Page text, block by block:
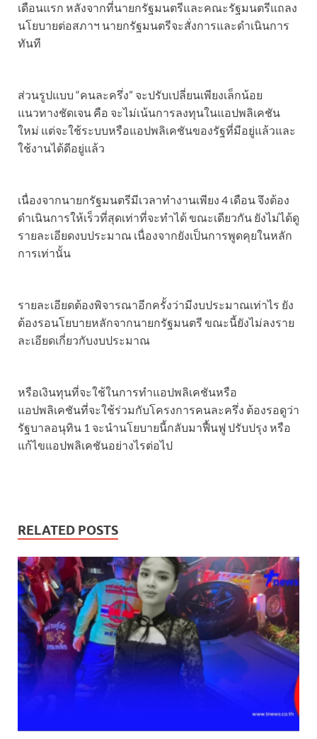
เดือนแรก หลังจากที่นายกรัฐมนตรีและคณะรัฐมนตรีแถลง
นโยบายต่อสภาฯ นายกรัฐมนตรีจะสั่งการและดำเนินการ
ทันที
ส่วนรูปแบบ “คนละครึ่ง” จะปรับเปลี่ยนเพียงเล็กน้อย
แนวทางชัดเจน คือ จะไม่เน้นการลงทุนในแอปพลิเคชัน
ใหม่ แต่จะใช้ระบบหรือแอปพลิเคชันของรัฐที่มีอยู่แล้วและ
ใช้งานได้ดีอยู่แล้ว
เนื่องจากนายกรัฐมนตรีมีเวลาทำงานเพียง 4 เดือน จึงต้อง
ดำเนินการให้เร็วที่สุดเท่าที่จะทำได้ ขณะเดียวกัน ยังไม่ได้ดู
รายละเอียดงบประมาณ เนื่องจากยังเป็นการพูดคุยในหลัก
การเท่านั้น
รายละเอียดต้องพิจารณาอีกครั้งว่ามีงบประมาณเท่าไร ยัง
ต้องรอนโยบายหลักจากนายกรัฐมนตรี ขณะนี้ยังไม่ลงราย
ละเอียดเกี่ยวกับงบประมาณ
หรือเงินทุนที่จะใช้ในการทำแอปพลิเคชันหรือ
แอปพลิเคชันที่จะใช้ร่วมกับโครงการคนละครึ่ง ต้องรอดูว่า
รัฐบาลอนุทิน 1 จะนำนโยบายนี้กลับมาฟื้นฟู ปรับปรุง หรือ
แก้ไขแอปพลิเคชันอย่างไรต่อไป
RELATED POSTS